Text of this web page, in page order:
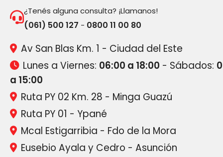
¿Tenés alguna consulta? ¡Llamanos!
(061) 500 127 - 0800 11 00 80
Av San Blas Km. 1 - Ciudad del Este
Lunes a Viernes: 06:00 a 18:00 - Sábados:
a 15:00
Ruta PY 02 Km. 28 - Minga Guazú
Ruta PY 01 - Ypané
Mcal Estigarribia - Fdo de la Mora
Eusebio Ayala y Cedro - Asunción